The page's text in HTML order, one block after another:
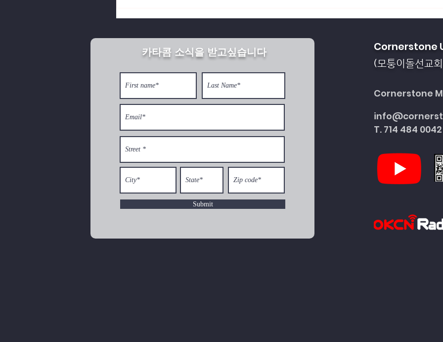
북한의 깨어진 가정이 회복되게 하소서
카타콤 소식을 받고싶습니다
Submit
Cornerstone
(모퉁이돌선교
Cornerstone
T. 714 484 0042